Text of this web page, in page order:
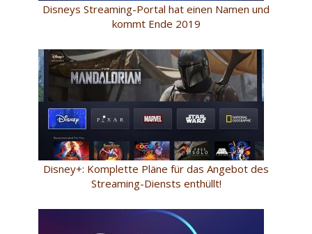
Disneys Streaming-Portal hat einen Namen und
kommt Ende 2019
Disney+: Komplette Pläne für das Angebot des
Streaming-Diensts enthüllt!